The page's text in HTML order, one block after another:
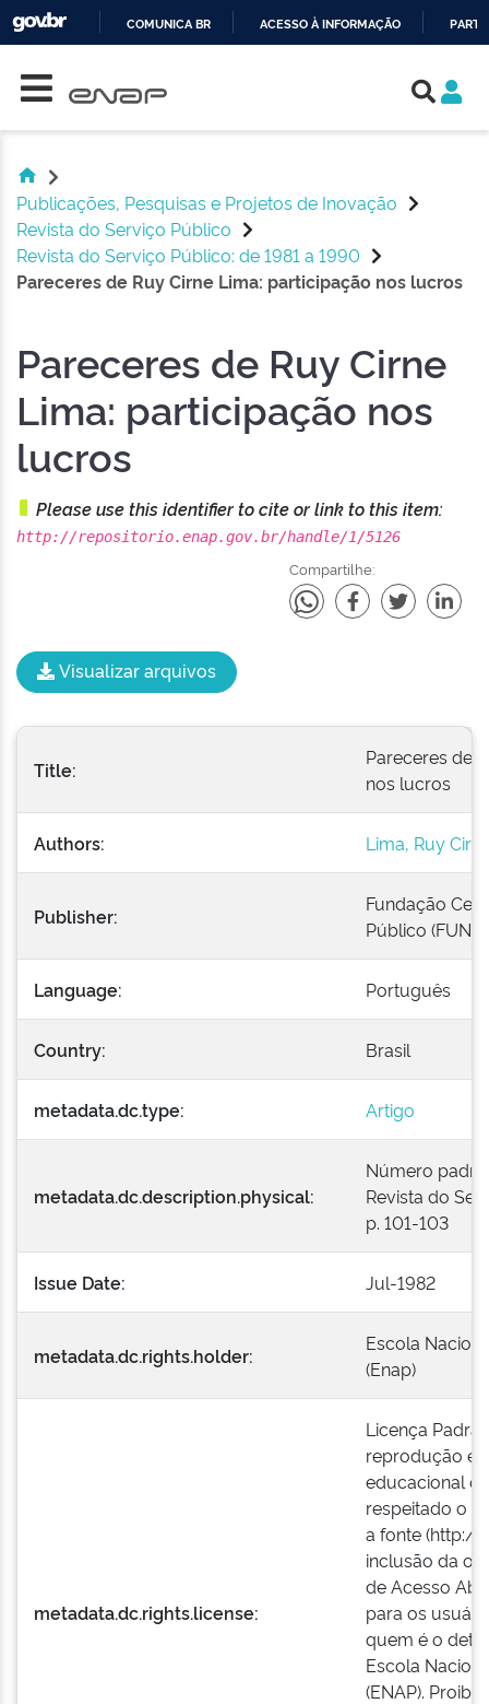
COMUNICA BR ACESSO À INFORMAÇÃO
Publicações, Pesquisas e Projetos de Inovação
Revista do Serviço Público
Revista do Serviço Público: de 1981 a 1990
Pareceres de Ruy Cirne Lima: participação nos lucros
Pareceres de Ruy Cirne
Lima: participação nos
lucros
Please use this identifier to cite or link to this item:
http://repositorio.enap.gov.br/handle/1/5126
Compartilhe:
Visualizar arquivos
Title:
Pareceres de
nos lucros
Authors: Lima, Ruy
Publisher:
Fundação
Público
Language: Português
Country: Brasil
metadata.dc.type: Artigo
metadata.dc.description.physical:
Número
Revista do
p. 101-103
Issue Date: Jul-1982
metadata.dc.rights.holder:
Escola
(Enap)
metadata.dc.rights.license:
Licença
reprodução e
educacional
respeitado o
a fonte (http://
inclusão da
de Acesso
para os
quem é o
Escola
(ENAP).